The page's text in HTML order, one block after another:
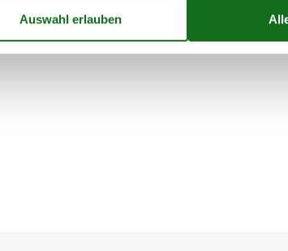
ist durchzogen von herrlichen Wegen zum
bist du nie weit entfernt von einem Waldpfad,
Wasser.